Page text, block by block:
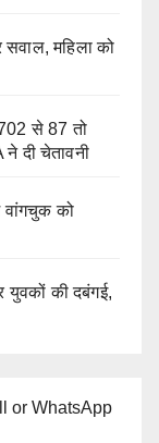
महिला को
से 87 तो
दी चेतावनी
वांगचुक को
की दबंगई,
or WhatsApp